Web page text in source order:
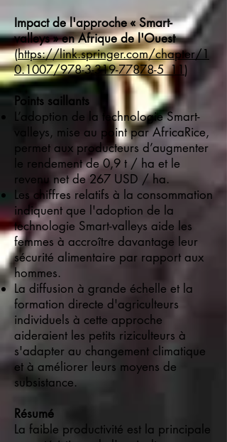
Impact de l'approche « Smart-
valleys » en Afrique de l'Ouest
(https://link.springer.com/chapter/1
0.1007/978-3-319-77878-5_11)
Points saillants
L’adoption de la technologie Smart-
valleys, mise au point par AfricaRice,
permet aux producteurs d’augmenter
le rendement de 0,9 t / ha et le
revenu net de 267 USD / ha.
Les chiffres relatifs à la consommation
indiquent que l'adoption de la
technologie Smart-valleys aide les
femmes à accroître davantage leur
sécurité alimentaire par rapport aux
hommes.
La diffusion à grande échelle et la
formation directe d'agriculteurs
individuels à cette approche
aideraient les petits riziculteurs à
s'adapter au changement climatique
et à améliorer leurs moyens de
subsistance.
Résumé
La faible productivité est la principale